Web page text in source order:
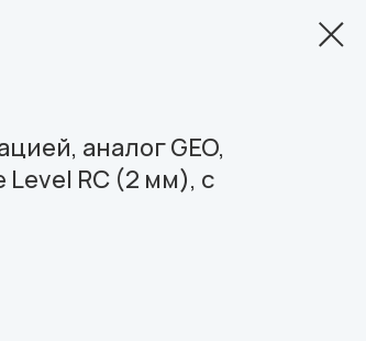
аналог GEO,
Level RC (2 мм), с